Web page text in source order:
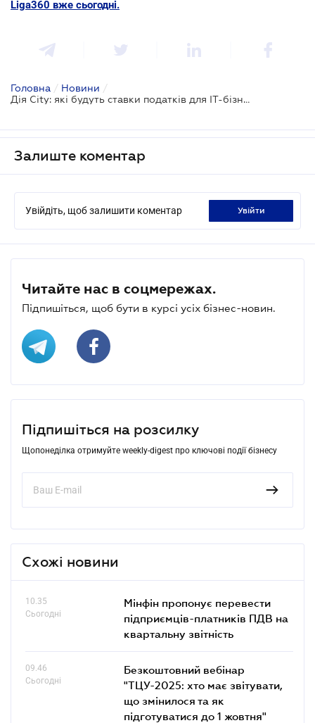
Liga360 вже сьогодні.
Головна / Новини /
Дія City: які будуть ставки податків для ІТ-бізнесу
Залиште коментар
Увійдіть, щоб залишити коментар увійти
Читайте нас в соцмережах.
Підпишіться, щоб бути в курсі усіх бізнес-новин.
Підпишіться на розсилку
Щопонеділка отримуйте weekly-digest про ключові події бізнесу
Схожі новини
10.35
Сьогодні
Мінфін пропонує перевести
підприємців-платників ПДВ на
квартальну звітність
09.46
Сьогодні
Безкоштовний вебінар
"ТЦУ-2025: хто має звітувати,
що змінилося та як
підготуватися до 1 жовтня"